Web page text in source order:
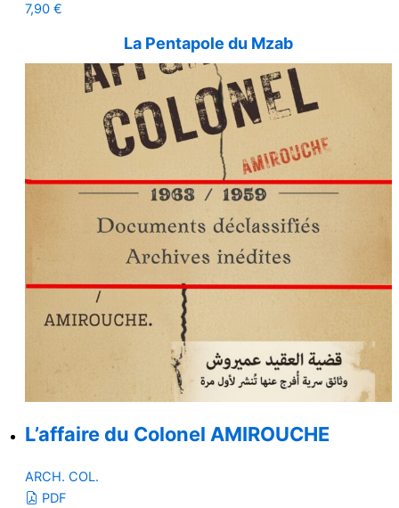
7,90 €
La Pentapole du Mzab
L’affaire du Colonel AMIROUCHE
ARCH. COL.
PDF